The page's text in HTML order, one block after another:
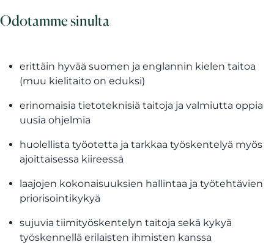
Odotamme sinulta
erittäin hyvää suomen ja englannin kielen taitoa
(muu kielitaito on eduksi)
erinomaisia tietoteknisiä taitoja ja valmiutta oppia
uusia ohjelmia
huolellista työotetta ja tarkkaa työskentelyä myös
ajoittaisessa kiireessä
laajojen kokonaisuuksien hallintaa ja työtehtävien
priorisointikykyä
sujuvia tiimityöskentelyn taitoja sekä kykyä
työskennellä erilaisten ihmisten kanssa